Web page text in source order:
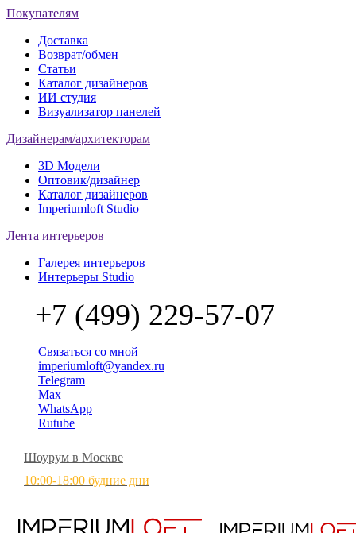
Покупателям
Доставка
Возврат/обмен
Статьи
Каталог дизайнеров
ИИ студия
Визуализатор панелей
Дизайнерам/архитекторам
3D Модели
Оптовик/дизайнер
Каталог дизайнеров
Imperiumloft Studio
Лента интерьеров
Галерея интерьеров
Интерьеры Studio
+7 (499) 229-57-07
Связаться со мной
imperiumloft@yandex.ru
Telegram
Max
WhatsApp
Rutube
Шоурум в Москве
10:00-18:00 будние дни